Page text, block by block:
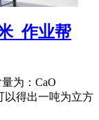
_作业帮
为：CaO
以得出一吨为立方